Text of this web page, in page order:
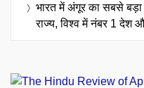
भारत में अंगूर का सबसे
राज्य, विश्व में नंबर 1 देश